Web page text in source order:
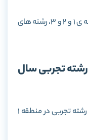
در جداول زیر می تونین به تفکیک منطقه ی 1 و 2 و 3، رشته های
قبولی با رتبه 56000 تا 58000 رشته تجربی سال
در بازه 56000 تا 58000 هیچ قبولی برای رشته تجربی در منطقه 1